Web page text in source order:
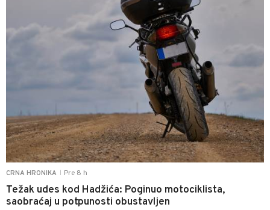
CRNA HRONIKA Pre 8 h
Težak udes kod Hadžića: Poginuo motociklista,
saobraćaj u potpunosti obustavljen